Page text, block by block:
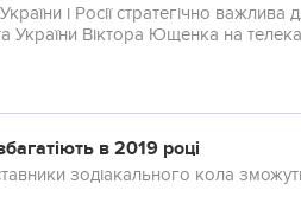
і Росії стратегічно
Віктора Ющенка на
в 2019 році
зодіакального кола